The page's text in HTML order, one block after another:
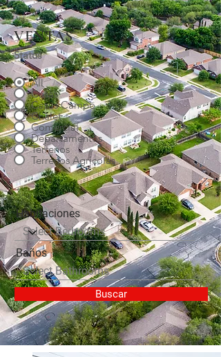
VENTAS
Status
All
Casas
Casas Campo
Chalet
Comercial
Departamentos
Terrenos
Terrenos Agrícolas
Habitaciones
Baños
Buscar